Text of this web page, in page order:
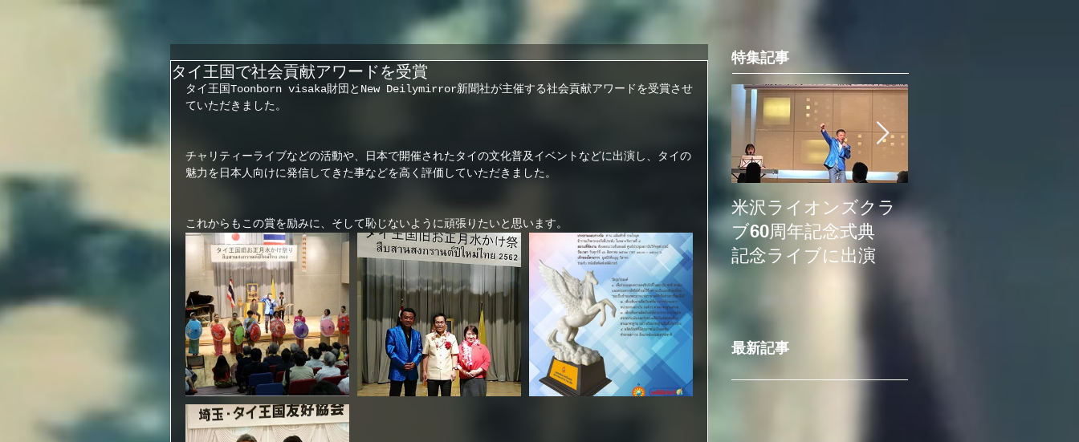
タイ王国で社会貢献アワードを受賞
タイ王国Toonborn visaka財団とNew Deilymirror新聞社が主催する社会貢献アワードを受賞させ
ていただきました。
チャリティーライブなどの活動や、日本で開催されたタイの文化普及イベントなどに出演し、タイの
魅力を日本人向けに発信してきた事などを高く評価していただきました。
これからもこの賞を励みに、そして恥じないように頑張りたいと思います。
特集記事
米沢ライオンズクラ
ブ60周年記念式典
記念ライブに出演
埼玉新聞の記事に取
最新記事